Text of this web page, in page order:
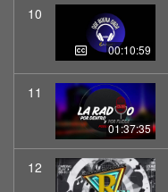
10
00:10:59
11
01:37:35
12